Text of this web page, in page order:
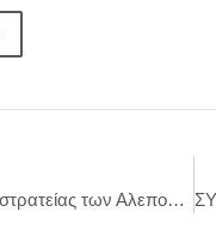
Έναρξη της 21ης Εμβολιαστικής Εκστρατείας των Αλεπούδων για το Πρόγραμμα Επιτήρησης και Καταπολέμησης της Λύσσας